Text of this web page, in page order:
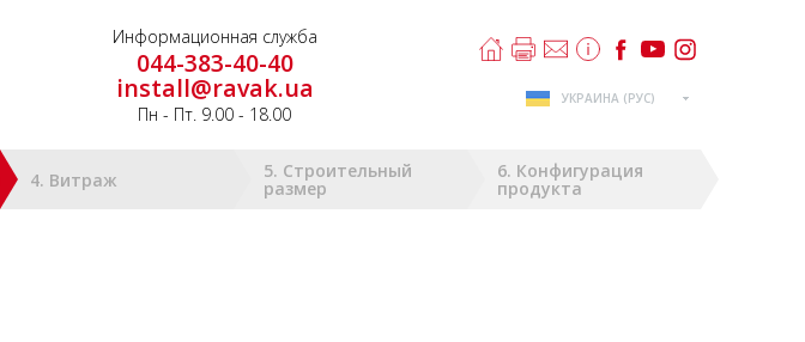
Информационная служба
044-383-40-40
install@ravak.ua
Пн - Пт. 9.00 - 18.00
УКРАИНА (РУС)
4. Витраж 5. Строительный
размер
6. Конфигурация
продукта